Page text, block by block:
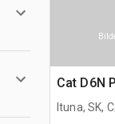
Cat D6N
Ituna, SK,